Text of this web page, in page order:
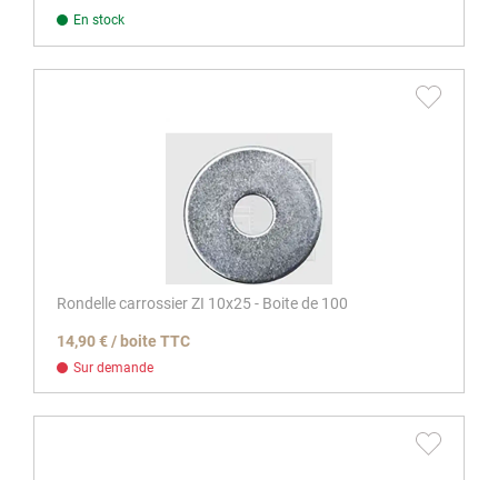
En stock
Rondelle carrossier ZI 10x25 - Boite de 100
14,90 € / boite TTC
Sur demande